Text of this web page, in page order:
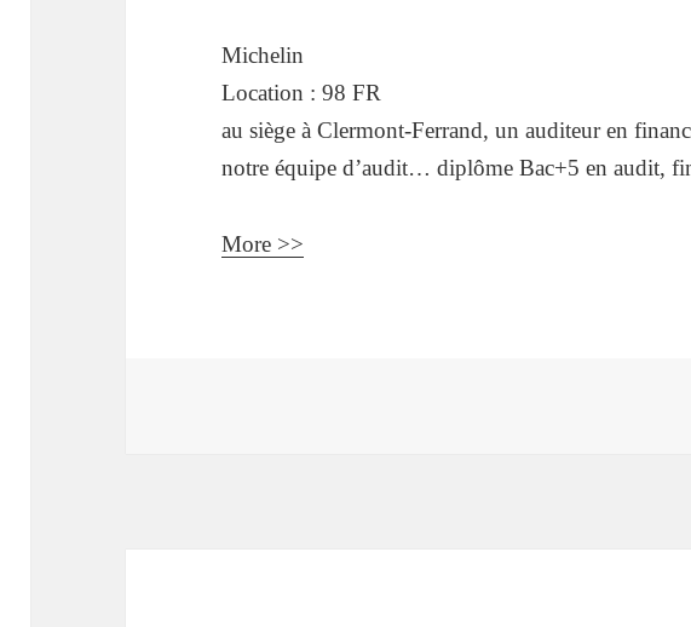
Michelin
Location :98 FR
au siège à Clermont-Ferrand, un auditeur en
notre équipe d’audit… diplôme Bac+5 en audit,
More >>